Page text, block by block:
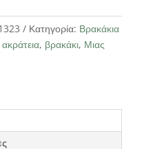
Κατηγορία: Βρακάκια
ακράτεια, βρακάκι, Μιας